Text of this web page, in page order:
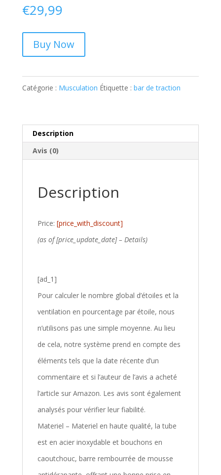
€29,99
Buy Now
Catégorie : Musculation Étiquette : bar de traction
Description
Avis (0)
Description
Price: [price_with_discount]
(as of [price_update_date] – Details)
[ad_1]
Pour calculer le nombre global d’étoiles et la
ventilation en pourcentage par étoile, nous
n’utilisons pas une simple moyenne. Au lieu
de cela, notre système prend en compte des
éléments tels que la date récente d’un
commentaire et si l’auteur de l’avis a acheté
l’article sur Amazon. Les avis sont également
analysés pour vérifier leur fiabilité.
Materiel – Materiel en haute qualité, la tube
est en acier inoxydable et bouchons en
caoutchouc, barre rembourrée de mousse